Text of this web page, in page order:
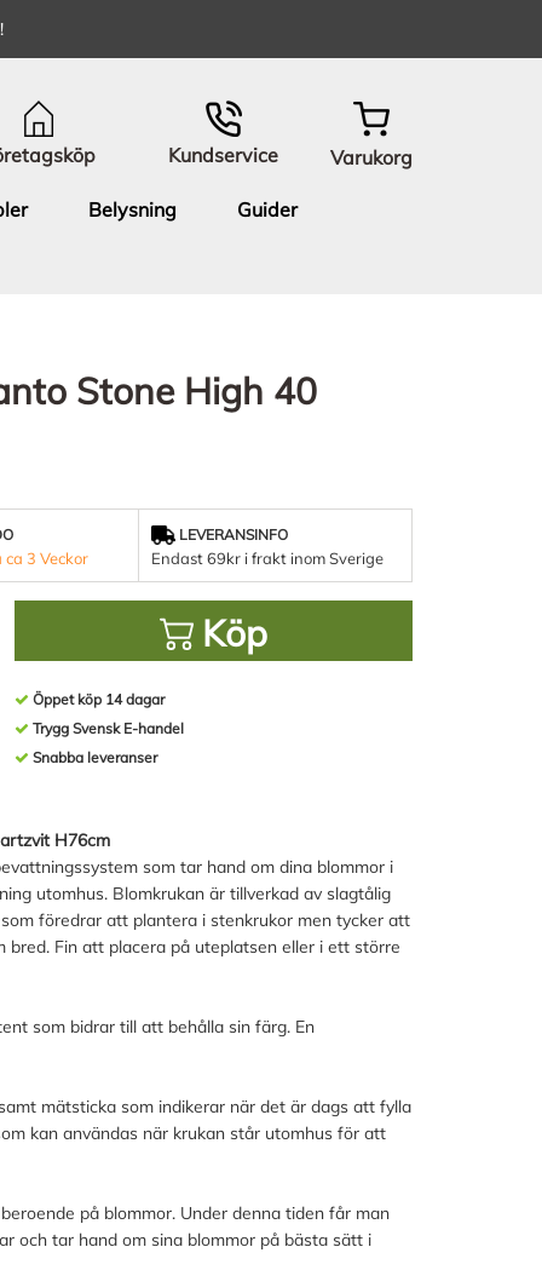
Kundservice Varukorg
Belysning Guider
Stone High 40
3 Veckor
LEVERANSINFO
Endast 69kr i frakt inom Sverige
Köp
Öppet köp 14 dagar
Trygg Svensk E-handel
Snabba leveranser
H76cm
som tar hand om dina blommor i
utomhus. Blomkrukan är tillverkad av slagtålig
föredrar att plantera i stenkrukor men tycker att
bred. Fin att placera på uteplatsen eller i ett större
som bidrar till att behålla sin färg. En
mätsticka som indikerar när det är dags att fylla
kan användas när krukan står utomhus för att
på blommor. Under denna tiden får man
och tar hand om sina blommor på bästa sätt i